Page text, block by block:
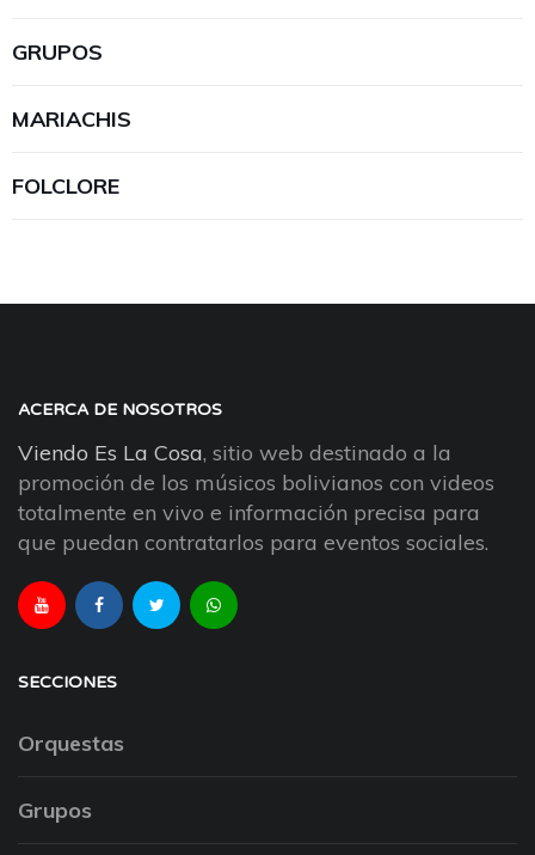
GRUPOS
MARIACHIS
FOLCLORE
ACERCA DE NOSOTROS
Viendo Es La Cosa, sitio web destinado a la
promoción de los músicos bolivianos con videos
totalmente en vivo e información precisa para
que puedan contratarlos para eventos sociales.
SECCIONES
Orquestas
Grupos